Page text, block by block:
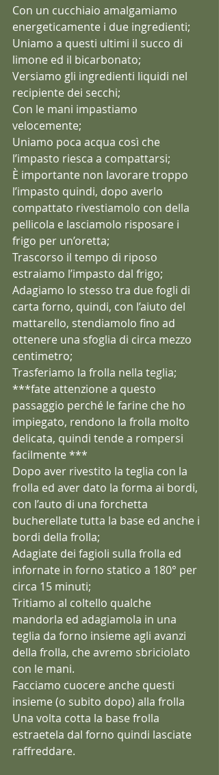
Con un cucchiaio amalgamiamo
energeticamente i due ingredienti;
Uniamo a questi ultimi il succo di
limone ed il bicarbonato;
Versiamo gli ingredienti liquidi nel
recipiente dei secchi;
Con le mani impastiamo
velocemente;
Uniamo poca acqua così che
l’impasto riesca a compattarsi;
È importante non lavorare troppo
l’impasto quindi, dopo averlo
compattato rivestiamolo con della
pellicola e lasciamolo risposare i
frigo per un’oretta;
Trascorso il tempo di riposo
estraiamo l’impasto dal frigo;
Adagiamo lo stesso tra due fogli di
carta forno, quindi, con l’aiuto del
mattarello, stendiamolo fino ad
ottenere una sfoglia di circa mezzo
centimetro;
Trasferiamo la frolla nella teglia;
***fate attenzione a questo
passaggio perché le farine che ho
impiegato, rendono la frolla molto
delicata, quindi tende a rompersi
facilmente ***
Dopo aver rivestito la teglia con la
frolla ed aver dato la forma ai bordi,
con l’auto di una forchetta
bucherellate tutta la base ed anche i
bordi della frolla;
Adagiate dei fagioli sulla frolla ed
infornate in forno statico a 180° per
circa 15 minuti;
Tritiamo al coltello qualche
mandorla ed adagiamola in una
teglia da forno insieme agli avanzi
della frolla, che avremo sbriciolato
con le mani.
Facciamo cuocere anche questi
insieme (o subito dopo) alla frolla
Una volta cotta la base frolla
estraetela dal forno quindi lasciate
raffreddare.